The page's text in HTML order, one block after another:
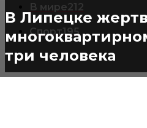
В Липецке
три человека
В мире212
Спорт195